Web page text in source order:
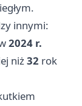
innymi:
2024 r.
niż32 rok